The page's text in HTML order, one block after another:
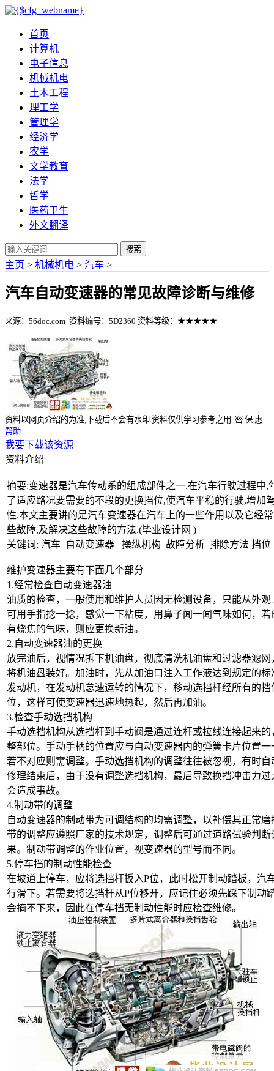
首页
计算机
电子信息
机械机电
土木工程
理工学
管理学
经济学
农学
文学教育
法学
哲学
医药卫生
外文翻译
搜索
主页 > 机械机电 > 汽车 >
汽车自动变速器的常见故障诊断与维修
来源：56doc.com 资料编号：5D2360 资料等级：★★★★★
资料以网页介绍的为准,下载后不会有水印.资料仅供学习参考之用. 密 保 惠
帮助
我要下载该资源
资料介绍
摘要:变速器是汽车传动系的组成部件之一,在汽车行驶过程中,
了适应路况要需要的不段的更换挡位,使汽车平稳的行驶,增加
性.本文主要讲的是汽车变速器在汽车上的一些作用以及它经
些故障,及解决这些故障的方法.(毕业设计网 )
关键词: 汽车 自动变速器 操纵机构 故障分析 排除方法 挡位
维护变速器主要有下面几个部分
1.经常检查自动变速器油
油质的检查，一般使用和维护人员因无检测设备，只能从外观
可用手指捻一捻，感觉一下粘度，用鼻子闻一闻气味如何，若
有烧焦的气味，则应更换新油。
2.自动变速器油的更换
放完油后，视情况拆下机油盘，彻底清洗机油盘和过滤器滤网
将机油盘装好。加油时，先从加油口注入工作液达到规定的标
发动机，在发动机怠速运转的情况下，移动选挡杆经所有的挡
位，这样可使变速器迅速地热起，然后再加油。
3.检查手动选挡机构
手动选挡机构从选挡杆到手动阀是通过连杆或拉线连接起来的
整部位。手动手柄的位置应与自动变速器内的弹簧卡片位置一
若不对应则需调整。手动选挡机构的调整往往被忽视，有时自
修理结束后，由于没有调整选挡机构，最后导致换挡冲击力过
会造成事故。
4.制动带的调整
自动变速器的制动带为可调结构的均需调整，以补偿其正常磨
带的调整应遵照厂家的技术规定，调整后可通过道路试验判断
果。制动带调整的作业位置，视变速器的型号而不同。
5.停车挡的制动性能检查
在坡道上停车，应将选挡杆扳入P位，此时松开制动踏板，汽
行滑下。若需要将选挡杆从P位移开，应记住必须先踩下制动
会摘不下来，因此在停车挡无制动性能时应检查维修。